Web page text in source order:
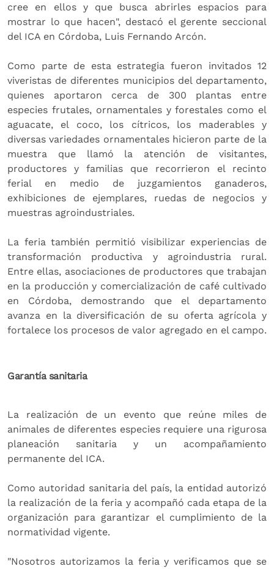
cree en ellos y que busca abrirles espacios para
mostrar lo que hacen", destacó el gerente seccional
del ICA en Córdoba, Luis Fernando Arcón.
Como parte de esta estrategia fueron invitados 12
viveristas de diferentes municipios del departamento,
quienes aportaron cerca de 300 plantas entre
especies frutales, ornamentales y forestales como el
aguacate, el coco, los cítricos, los maderables y
diversas variedades ornamentales hicieron parte de la
muestra que llamó la atención de visitantes,
productores y familias que recorrieron el recinto
ferial en medio de juzgamientos ganaderos,
exhibiciones de ejemplares, ruedas de negocios y
muestras agroindustriales.
La feria también permitió visibilizar experiencias de
transformación productiva y agroindustria rural.
Entre ellas, asociaciones de productores que trabajan
en la producción y comercialización de café cultivado
en Córdoba, demostrando que el departamento
avanza en la diversificación de su oferta agrícola y
fortalece los procesos de valor agregado en el campo.
Garantía sanitaria
La realización de un evento que reúne miles de
animales de diferentes especies requiere una rigurosa
planeación sanitaria y un acompañamiento
permanente del ICA.
Como autoridad sanitaria del país, la entidad autorizó
la realización de la feria y acompañó cada etapa de la
organización para garantizar el cumplimiento de la
normatividad vigente.
"Nosotros autorizamos la feria y verificamos que se